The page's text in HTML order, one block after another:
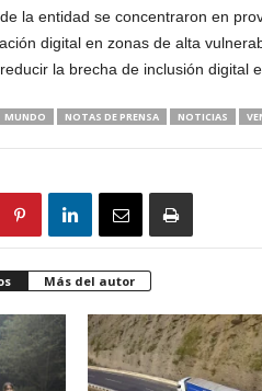
la entidad se concentraron en
digital en zonas de alta
la brecha de inclusión digital
MUNDO NOTAS DE PRENSA NOTICIAS
Más del autor